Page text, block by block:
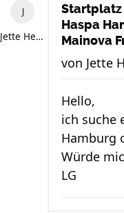
Jette Hemming
Haspa
Mainova
von Jette
Hello,
ich suche
Hamburg
Würde
LG